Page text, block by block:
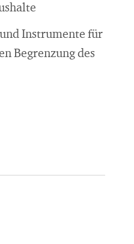
Instrumente für
Begrenzung des